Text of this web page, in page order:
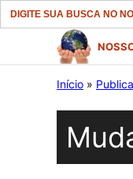
Search
for:
conteúdo
Início »